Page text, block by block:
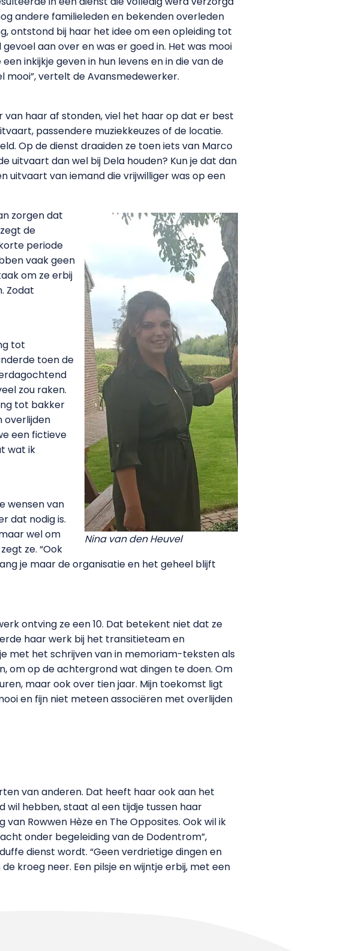
andere familieleden en bekenden overleden
ontstond bij haar het idee om een opleiding tot
aan over en was er goed in. Het was mooi
inkijkje geven in hun levens en in die van de
vertelt de Avansmedewerker.
haar af stonden, viel het haar op dat er best
passendere muziekkeuzes of de locatie.
Op de dienst draaiden ze toen iets van Marco
uitvaart dan wel bij Dela houden? Kun je dat dan
uitvaart van iemand die vrijwilliger was op een
Nina van den Heuvel
zorgen dat
de
periode
vaak geen
om ze erbij
Zodat
tot
toen de
zou raken.
tot bakker
overlijden
een fictieve
wat ik
wensen van
dat nodig is.
wel om
ze. “Ook
je maar de organisatie en het geheel blijft
ontving ze een 10. Dat betekent niet dat ze
haar werk bij het transitieteam en
met het schrijven van in memoriam-teksten als
om op de achtergrond wat dingen te doen. Om
maar ook over tien jaar. Mijn toekomst ligt
en fijn niet meteen associëren met overlijden
van anderen. Dat heeft haar ook aan het
wil hebben, staat al een tijdje tussen haar
Rowwen Hèze en The Opposites. Ook wil ik
onder begeleiding van de Dodentrom”,
dienst wordt. “Geen verdrietige dingen en
kroeg neer. Een pilsje en wijntje erbij, met een